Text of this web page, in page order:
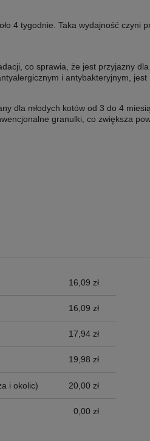
4 tygodnie. Taka wydajność czyni
co sprawia, że jest przyjazny
i antybakteryjnym,
dla młodych kotów od 3 do 4
granulki, co zwiększa
16,09 zł
16,09 zł
17,94 zł
19,98 zł
i okolic) 20,00 zł
0,00 zł